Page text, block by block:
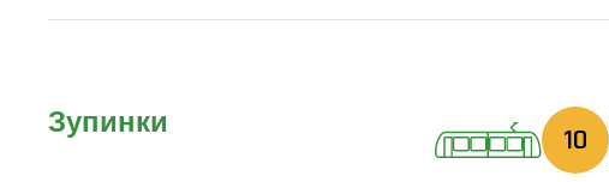
Зупинки 10